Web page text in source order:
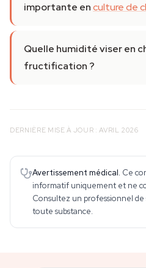
importante enculture de
Quelle humidité viser en
fructification ?
DERNIÈRE MISE À JOUR : AVRIL 2026
Avertissement médical. Ce
informatif uniquement et ne
Consultez un professionnel
toute substance.